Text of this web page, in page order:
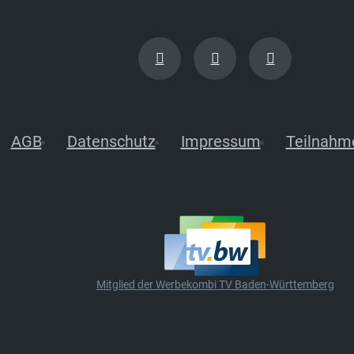
AGB Datenschutz Impressum
Mitglied der Werbekombi TV Baden-Württemberg